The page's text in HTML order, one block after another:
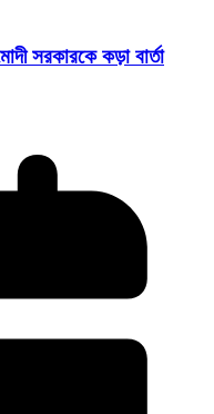
সরকারকে কড়া বার্তা